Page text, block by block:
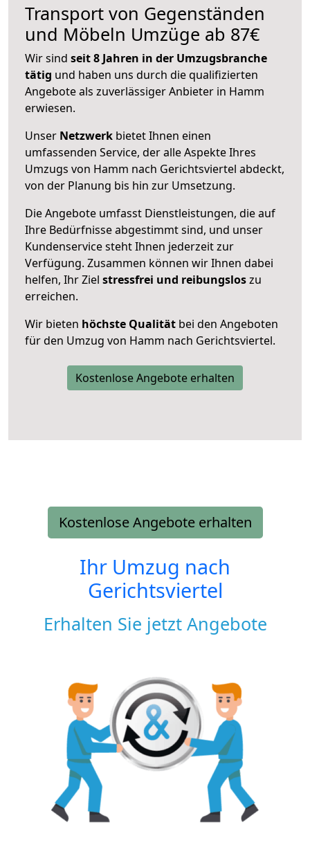
Transport von Gegenständen
und Möbeln Umzüge ab 87€
Wir sind seit 8 Jahren in der Umzugsbranche
tätig und haben uns durch die qualifizierten
Angebote als zuverlässiger Anbieter in Hamm
erwiesen.
Unser Netzwerk bietet Ihnen einen
umfassenden Service, der alle Aspekte Ihres
Umzugs von Hamm nach Gerichtsviertel abdeckt,
von der Planung bis hin zur Umsetzung.
Die Angebote umfasst Dienstleistungen, die auf
Ihre Bedürfnisse abgestimmt sind, und unser
Kundenservice steht Ihnen jederzeit zur
Verfügung. Zusammen können wir Ihnen dabei
helfen, Ihr Ziel stressfrei und reibungsloszu
erreichen.
Wir bieten höchste Qualität bei den Angeboten
für den Umzug von Hamm nach Gerichtsviertel.
Kostenlose Angebote erhalten
Kostenlose Angebote erhalten
Ihr Umzug nach
Gerichtsviertel
Erhalten Sie jetzt Angebote